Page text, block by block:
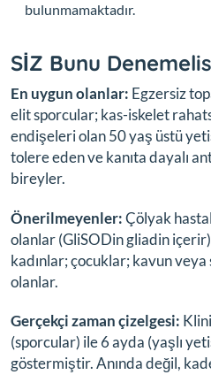
bulunmamaktadır.
SİZ Bunu
En uygun olanlar: Egzersiz
elit sporcular; kas-iskelet
endişeleri olan 50 yaş üstü
tolere eden ve kanıta dayalı
bireyler.
Önerilmeyenler:Çölyak
olanlar (GliSODin gliadin
kadınlar; çocuklar; kavun veya
olanlar.
Gerçekçi zaman çizelgesi:
(sporcular) ile 6 ayda (yaşlı
göstermiştir. Anında değil,